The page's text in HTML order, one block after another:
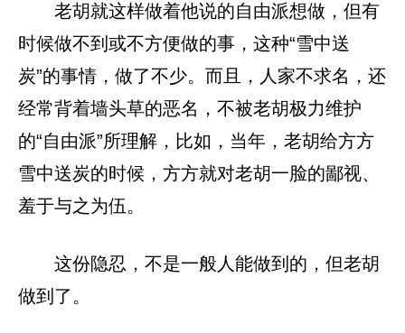
老胡就这样做着他说的自由派想做，但有
时候做不到或不方便做的事，这种“雪中送
炭”的事情，做了不少。而且，人家不求名，还
经常背着墙头草的恶名，不被老胡极力维护
的“自由派”所理解，比如，当年，老胡给方方
雪中送炭的时候，方方就对老胡一脸的鄙视、
羞于与之为伍。
这份隐忍，不是一般人能做到的，但老胡
做到了。